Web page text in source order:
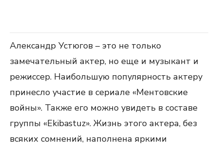
Александр Устюгов – это не только
замечательный актер, но еще и музыкант и
режиссер. Наибольшую популярность актеру
принесло участие в сериале «Ментовские
войны». Также его можно увидеть в составе
группы «Ekibastuz». Жизнь этого актера, без
всяких сомнений, наполнена яркими